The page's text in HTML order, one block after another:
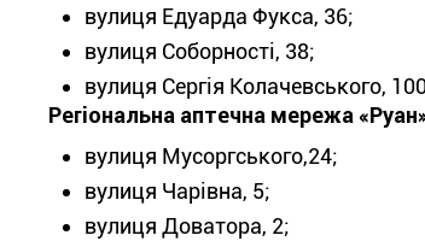
вулиця Едуарда Фукса, 36;
вулиця Соборності, 38;
вулиця Сергія Колачевського,
Регіональна аптечна мережа
вулиця Мусоргського,24;
вулиця Чарівна, 5;
вулиця Доватора, 2;